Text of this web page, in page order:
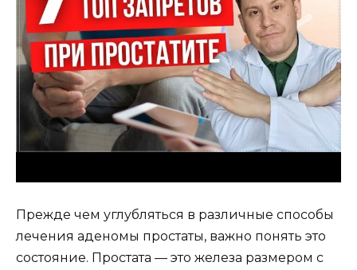
Прежде чем углубляться в различные способы
лечения аденомы простаты, важно понять это
состояние. Простата — это железа размером с